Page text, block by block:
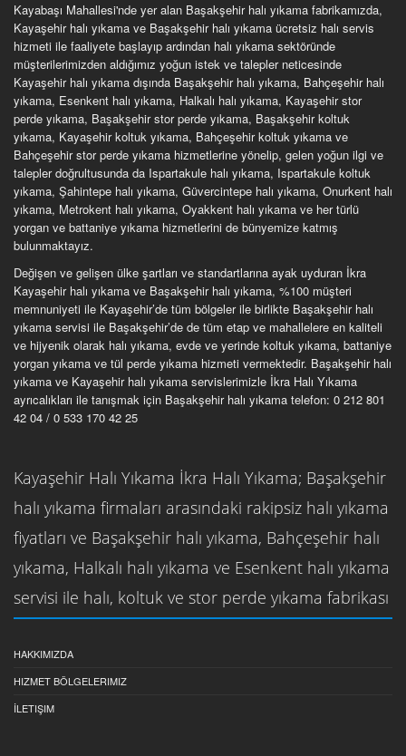
Kayabaşı Mahallesi'nde yer alan Başakşehir halı yıkama fabrikamızda,
Kayaşehir halı yıkama ve Başakşehir halı yıkama ücretsiz halı servis
hizmeti ile faaliyete başlayıp ardından halı yıkama sektöründe
müşterilerimizden aldığımız yoğun istek ve talepler neticesinde
Kayaşehir halı yıkama dışında Başakşehir halı yıkama, Bahçeşehir halı
yıkama, Esenkent halı yıkama, Halkalı halı yıkama, Kayaşehir stor
perde yıkama, Başakşehir stor perde yıkama, Başakşehir koltuk
yıkama, Kayaşehir koltuk yıkama, Bahçeşehir koltuk yıkama ve
Bahçeşehir stor perde yıkama hizmetlerine yönelip, gelen yoğun ilgi ve
talepler doğrultusunda da Ispartakule halı yıkama, Ispartakule koltuk
yıkama, Şahintepe halı yıkama, Güvercintepe halı yıkama, Onurkent halı
yıkama, Metrokent halı yıkama, Oyakkent halı yıkama ve her türlü
yorgan ve battaniye yıkama hizmetlerini de bünyemize katmış
bulunmaktayız.
Değişen ve gelişen ülke şartları ve standartlarına ayak uyduran İkra
Kayaşehir halı yıkama ve Başakşehir halı yıkama, %100 müşteri
memnuniyeti ile Kayaşehir’de tüm bölgeler ile birlikte Başakşehir halı
yıkama servisi ile Başakşehir’de de tüm etap ve mahallelere en kaliteli
ve hijyenik olarak halı yıkama, evde ve yerinde koltuk yıkama, battaniye
yorgan yıkama ve tül perde yıkama hizmeti vermektedir. Başakşehir halı
yıkama ve Kayaşehir halı yıkama servislerimizle İkra Halı Yıkama
ayrıcalıkları ile tanışmak için Başakşehir halı yıkama telefon: 0 212 801
42 04 / 0 533 170 42 25
Kayaşehir Halı Yıkama İkra Halı Yıkama; Başakşehir
halı yıkama firmaları arasındaki rakipsiz halı yıkama
fiyatları ve Başakşehir halı yıkama, Bahçeşehir halı
yıkama, Halkalı halı yıkama ve Esenkent halı yıkama
servisi ile halı, koltuk ve stor perde yıkama fabrikası
HAKKIMIZDA
HIZMET BÖLGELERIMIZ
İLETIŞIM